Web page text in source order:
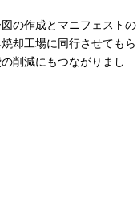
の作成とマニフェストの
却工場に同行させてもら
削減にもつながりまし